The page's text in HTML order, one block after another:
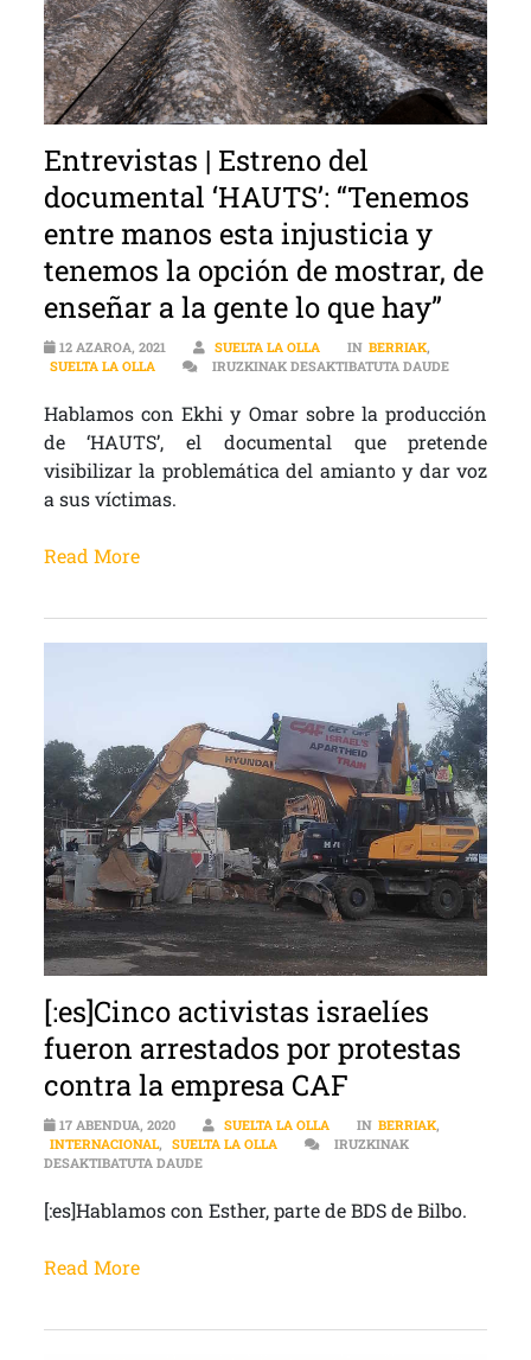
Entrevistas | Estreno del
documental ‘HAUTS’: “Tenemos
entre manos esta injusticia y
tenemos la opción de mostrar, de
enseñar a la gente lo que hay”
12 AZAROA, 2021 SUELTA LA OLLA IN BERRIAK,
SUELTA LA OLLA
IRUZKINAK DESAKTIBATUTA DAUDE
Hablamos con Ekhi y Omar sobre la producción
de ‘HAUTS’, el documental que pretende
visibilizar la problemática del amianto y dar voz
a sus víctimas.
Read More
[:es]Cinco activistas israelíes
fueron arrestados por protestas
contra la empresa CAF
17 ABENDUA, 2020 SUELTA LA OLLA IN BERRIAK,
INTERNACIONAL, SUELTA LA OLLA
IRUZKINAK
DESAKTIBATUTA DAUDE[:ES]CINCO ACTIVISTAS ISRAELÍES FUERON
[:es]Hablamos con Esther, parte de BDS de Bilbo.
Read More